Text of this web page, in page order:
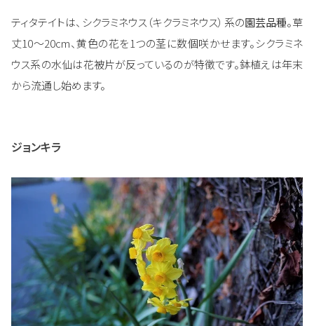
ティタテイトは、シクラミネウス（キクラミネウス）系の園芸品種。草
丈10～20cm、黄色の花を1つの茎に数個咲かせます。シクラミネ
ウス系の水仙は花被片が反っているのが特徴です。鉢植えは年末
から流通し始めます。
ジョンキラ